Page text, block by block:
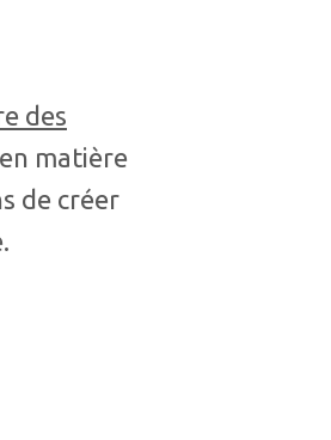
des
matière
de créer